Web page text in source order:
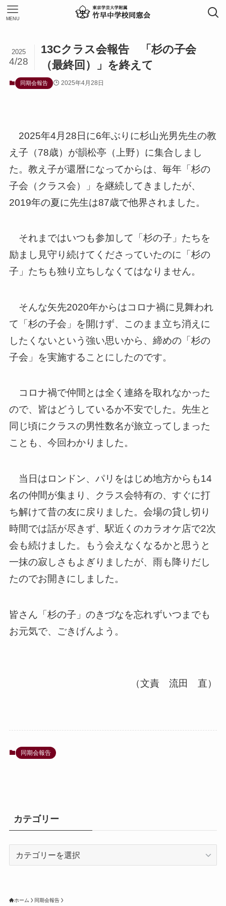
MENU
13Cクラス会報告 「杉の子会
（最終回）」を終えて
2025
4/28
同期会報告 2025年4月28日
2025年4月28日に6年ぶりに杉山光男先生の教
え子（78歳）が韻松亭（上野）に集合しまし
た。教え子が還暦になってからは、毎年「杉の
子会（クラス会）」を継続してきましたが、
2019年の夏に先生は87歳で他界されました。
それまではいつも参加して「杉の子」たちを
励まし見守り続けてくださっていたのに「杉の
子」たちも独り立ちしなくてはなりません。
そんな矢先2020年からはコロナ禍に見舞われ
て「杉の子会」を開けず、このまま立ち消えに
したくないという強い思いから、締めの「杉の
子会」を実施することにしたのです。
コロナ禍で仲間とは全く連絡を取れなかった
ので、皆はどうしているか不安でした。先生と
同じ頃にクラスの男性数名が旅立ってしまった
ことも、今回わかりました。
当日はロンドン、パリをはじめ地方からも14
名の仲間が集まり、クラス会特有の、すぐに打
ち解けて昔の友に戻りました。会場の貸し切り
時間では話が尽きず、駅近くのカラオケ店で2次
会も続けました。もう会えなくなるかと思うと
一抹の寂しさもよぎりましたが、雨も降りだし
たのでお開きにしました。
皆さん「杉の子」のきづなを忘れずいつまでも
お元気で、ごきげんよう。
（文責 流田 直）
同期会報告
カテゴリー
ーホーム 同期会報告